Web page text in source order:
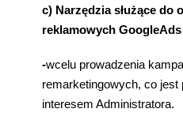
c) Narzędzia służące do
reklamowych GoogleAds
-wcelu prowadzenia
remarketingowych, co jest
interesem Administratora.